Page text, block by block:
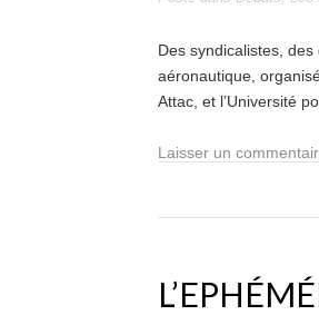
Des syndicalistes,
aéronautique,
Attac, et l’Université
Laisser un